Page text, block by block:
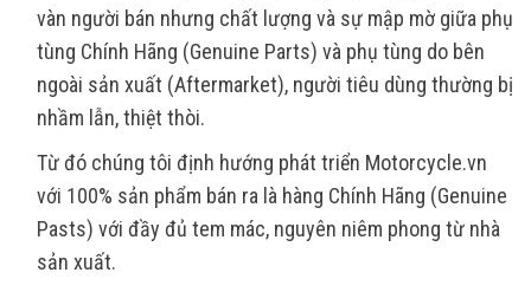
vàn người bán nhưng chất lượng và sự mập mờ giữa phụ
tùng Chính Hãng (Genuine Parts) và phụ tùng do bên
ngoài sản xuất (Aftermarket), người tiêu dùng thường bị
nhầm lẫn, thiệt thòi.
Từ đó chúng tôi định hướng phát triển Motorcycle.vn
với 100% sản phẩm bán ra là hàng Chính Hãng (Genuine
Pasts) với đầy đủ tem mác, nguyên niêm phong từ nhà
sản xuất.